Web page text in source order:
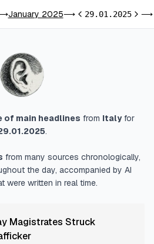
January 2025⟶Previous day
29.01.2025Next⟶
of main headlines from Italyfor
.
from many sources chronologically,
the day, accompanied by AI
were written in real time.
Magistrates Struck